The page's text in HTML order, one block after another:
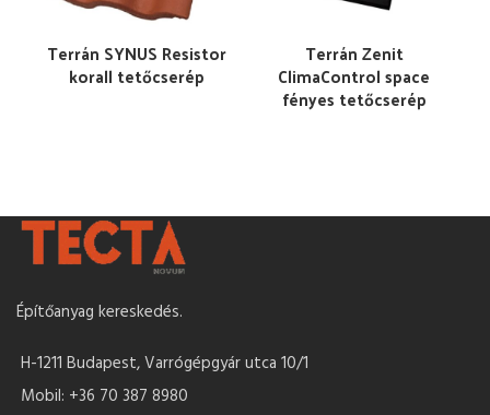
Terrán SYNUS Resistor
korall tetőcserép
Terrán Zenit
ClimaControl space
fényes tetőcserép
Építőanyag kereskedés.
H-1211 Budapest, Varrógépgyár utca 10/1
Mobil: +36 70 387 8980